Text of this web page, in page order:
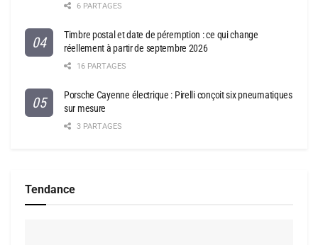
6 PARTAGES
Timbre postal et date de péremption : ce qui change
réellement à partir de septembre 2026
16 PARTAGES
Porsche Cayenne électrique : Pirelli conçoit six pneumatiques
sur mesure
3 PARTAGES
Tendance